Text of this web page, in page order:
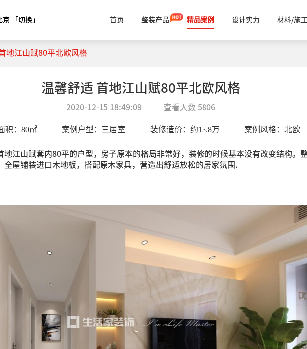
京 「切换」 首页 整装产品 精品案例 设计实力 材料/施工
地江山赋80平北欧风格
温馨舒适 首地江山赋80平北欧风格
2020-12-15 18:49:09 查看人数 5806
积： 80㎡ 案例户型： 三居室 装修造价：约13.8万 案例风格：北欧
地江山赋套内80平的户型，房子原本的格局非常好，装修的时候基本没有改变结构。
全屋铺装进口木地板，搭配原木家具，营造出舒适放松的居家氛围.